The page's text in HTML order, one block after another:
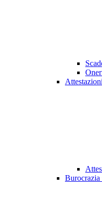
Burocrazia